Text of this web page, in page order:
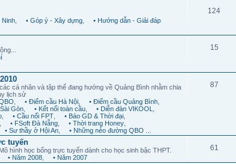
Ninh • Góp ý - Xây dựng • Hướng dẫn - Giải đáp
124
15
cá nhân và tập thể đang hướng về Quảng Bình nhằm chia
lịch sử
• Điểm cầu Hà Nội • Điểm cầu Quảng Bình
Gòn • Kết nối toàn cầu • Diễn đàn VIKOOL
• Cầu nối FPT • Báo GD & Thời đại
• FSoft Đà Nẵng • Thời trang Honey
• Sư thầy ở Hội An • Những nẻo đường QBO ...
87
tuyến
hình học bổng trực tuyến dành cho học sinh bậc THPT.
• Năm 2008 • Năm 2007
61